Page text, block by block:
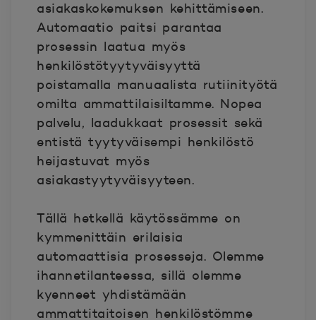
asiakaskokemuksen kehittämiseen.
Automaatio paitsi parantaa
prosessin laatua myös
henkilöstötyytyväisyyttä
poistamalla manuaalista rutiinityötä
omilta ammattilaisiltamme. Nopea
palvelu, laadukkaat prosessit sekä
entistä tyytyväisempi henkilöstö
heijastuvat myös
asiakastyytyväisyyteen.
Tällä hetkellä käytössämme on
kymmenittäin erilaisia
automaattisia prosesseja. Olemme
ihannetilanteessa, sillä olemme
kyenneet yhdistämään
ammattitaitoisen henkilöstömme